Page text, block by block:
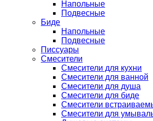
Напольные
Подвесные
Биде
Напольные
Подвесные
Писсуары
Смесители
Смесители для кухни
Смесители для ванной
Смесители для душа
Смесители для биде
Смесители
Смесители для